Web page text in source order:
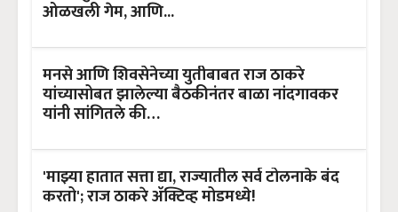
ओळखली गेम, आणि...
मनसे आणि शिवसेनेच्या युतीबाबत राज ठाकरे
यांच्यासोबत झालेल्या बैठकीनंतर बाळा नांदगावकर
यांनी सांगितले की…
'माझ्या हातात सत्ता द्या, राज्यातील सर्व टोलनाके बंद
करतो'; राज ठाकरे ॲक्टिव्ह मोडमध्ये!